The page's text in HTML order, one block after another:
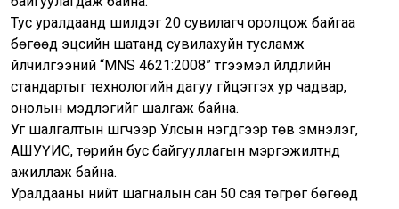
Тус уралдаанд шилдэг 20 сувилагч оролцож байгаа
бөгөөд эцсийн шатанд сувилахуйн тусламж
үйлчилгээний “MNS 4621:2008” түгээмэл үйлдлийн
стандартыг технологийн дагуу гүйцэтгэх ур чадвар,
онолын мэдлэгийг шалгаж байна.
Уг шалгалтын шүүгчээр Улсын нэгдүгээр төв эмнэлэг,
АШУҮИС, төрийн бус байгууллагын мэргэжилтнүүд
ажиллаж байна.
Уралдааны нийт шагналын сан 50 сая төгрөг бөгөөд